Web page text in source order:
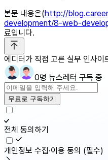
본문 내용은(http://
development/8-web-
료입니다.
에디터가 직접 고른 실무 인사이
0명 뉴스레터 구독 중
무료로 구독하기
전체 동의하기
개인정보 수집·이용 동의 (필수)